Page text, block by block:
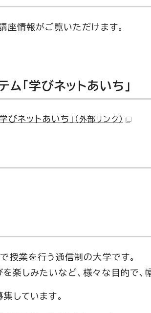
座情報がご覧いただけます。
「学びネットあいち」
びネットあいち」 （外部リンク）
授業を行う通信制の大学です。
楽しみたいなど、様々な目的で
しています。